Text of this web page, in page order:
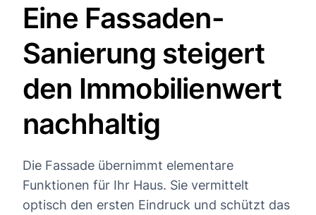
Eine Fassaden-
Sanierung steigert
den Immobilienwert
nachhaltig
Die Fassade übernimmt elementare
Funktionen für Ihr Haus. Sie vermittelt
optisch den ersten Eindruck und schützt das